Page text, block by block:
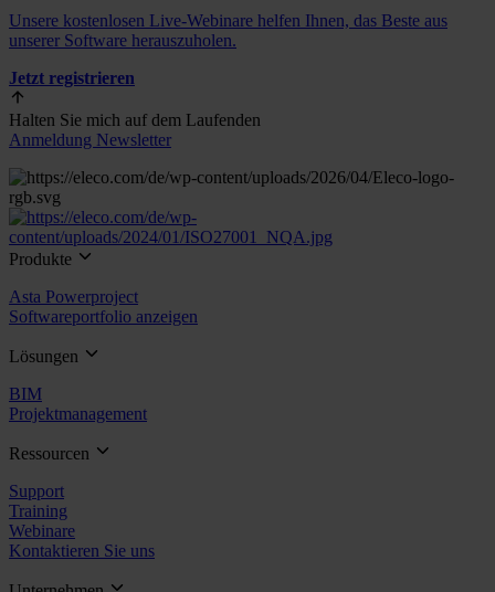
Unsere kostenlosen Live-Webinare helfen Ihnen, das Beste aus
unserer Software herauszuholen.
Jetzt registrieren
Halten Sie mich auf dem Laufenden
Anmeldung Newsletter
Produkte
Asta Powerproject
Softwareportfolio anzeigen
Lösungen
BIM
Projektmanagement
Ressourcen
Support
Training
Webinare
Kontaktieren Sie uns